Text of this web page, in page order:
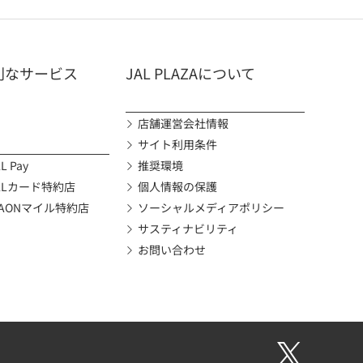
なサービス
Pay
カード特約店
マイル特約店
JAL PLAZAについて
店舗運営会社情報
サイト利用条件
推奨環境
個人情報の保護
ソーシャルメディアポリシー
サスティナビリティ
お問い合わせ